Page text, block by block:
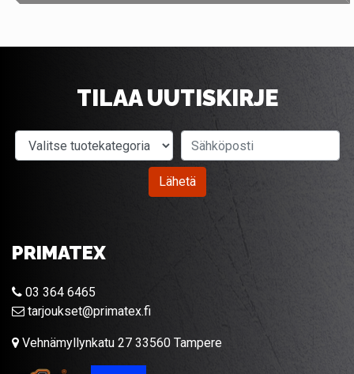
TILAA UUTISKIRJE
Valitse tuotekategoria
Lähetä
PRIMATEX
03 364 6465
tarjoukset@primatex.fi
Vehnämyllynkatu 27 33560 Tampere